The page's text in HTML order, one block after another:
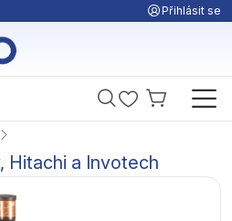
Přihlásit se
Hitachi a Invotech